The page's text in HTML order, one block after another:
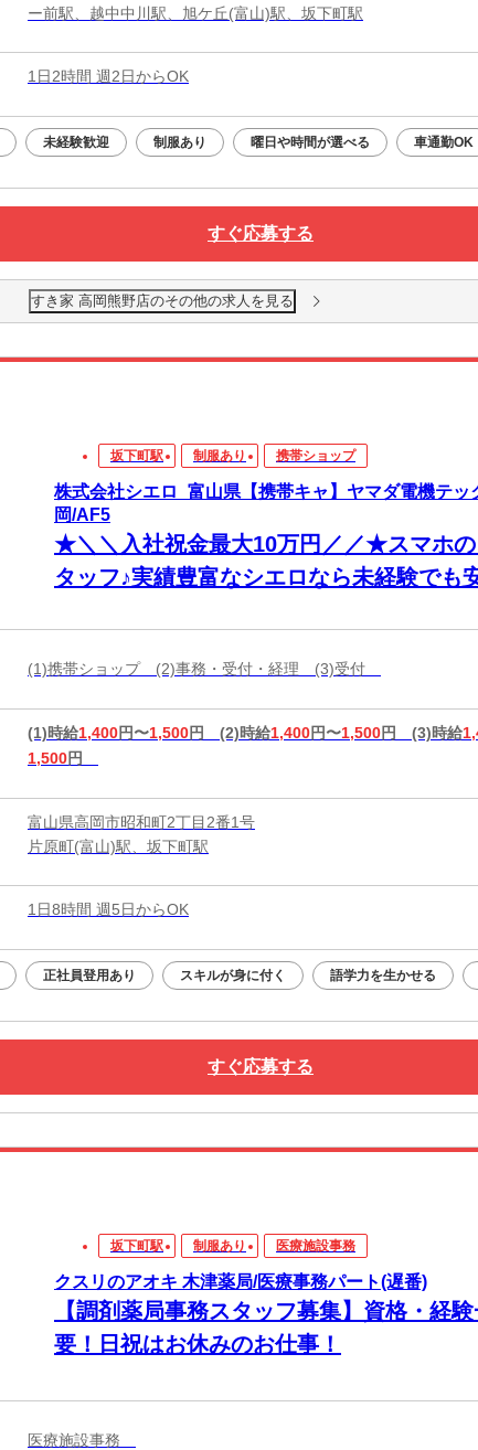
ー前駅、越中中川駅、旭ケ丘(富山)駅、坂下町駅
1日2時間 週2日からOK
未経験歓迎 制服あり 曜日や時間が選べる 車通勤OK
すぐ応募する
すき家 高岡熊野店のその他の求人を見る
坂下町駅 制服あり 携帯ショップ
株式会社シエロ_富山県【携帯キャ】ヤマダ電機テッ
岡/AF5
★＼＼入社祝金最大10万円／／★スマホの
タッフ♪実績豊富なシエロなら未経験でも
(1)携帯ショップ (2)事務・受付・経理 (3)受付
(1)時給1,400円〜1,500円 (2)時給1,400円〜1,500円 (3)時給
1,500円
富山県高岡市昭和町2丁目2番1号
片原町(富山)駅、坂下町駅
1日8時間 週5日からOK
正社員登用あり スキルが身に付く 語学力を生かせる
すぐ応募する
坂下町駅 制服あり 医療施設事務
クスリのアオキ 木津薬局/医療事務パート(遅番)
【調剤薬局事務スタッフ募集】資格・経
要！日祝はお休みのお仕事！
医療施設事務